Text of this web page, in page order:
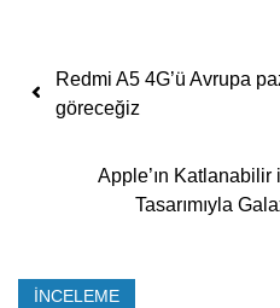
Yazı dolaşımı
Redmi A5 4G’ü Avrupa
göreceğiz
Apple’ın Katlanabilir
Tasarımıyla
İNCELEME